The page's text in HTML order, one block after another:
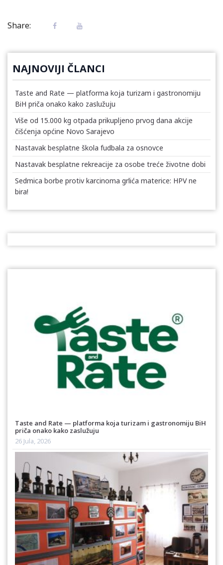
Share:
NAJNOVIJI ČLANCI
Taste and Rate — platforma koja turizam i gastronomiju
BiH priča onako kako zaslužuju
Više od 15.000 kg otpada prikupljeno prvog dana akcije
čišćenja općine Novo Sarajevo
Nastavak besplatne škola fudbala za osnovce
Nastavak besplatne rekreacije za osobe treće životne dobi
Sedmica borbe protiv karcinoma grlića materice: HPV ne
bira!
Taste and Rate — platforma koja turizam i gastronomiju BiH
priča onako kako zaslužuju
26 Jula, 2026